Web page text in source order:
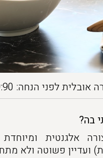
לפני הנחה: 29:90)
בה?
אלגנטית
ועדיין פשוטה ולא